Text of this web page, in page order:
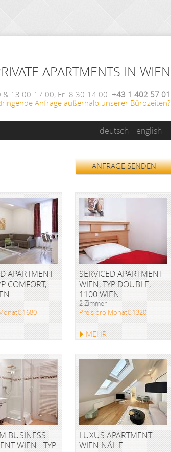
APARTMENTS IN WIEN
13:00-17:00, Fr. 8:30-14:00: +43 1 402 57 01
Anfrage außerhalb unserer Bürozeiten?
deutsch english
ANFRAGE SENDEN
APARTMENT
COMFORT,
1680
SERVICED APARTMENT
WIEN, TYP DOUBLE,
1100 WIEN
2 Zimmer
Preis pro Monat€ 1320
MEHR
BUSINESS
WIEN - TYP
LUXUS APARTMENT
WIEN NÄHE